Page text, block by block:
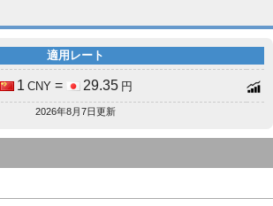
適用レート
1 CNY = 29.35 円
2026年8月7日更新